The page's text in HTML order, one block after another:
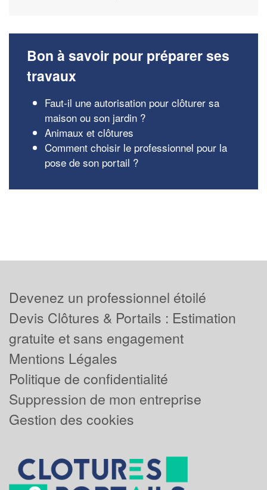
Bon à savoir pour préparer ses
travaux
Faut-il une autorisation pour clôturer sa
maison ou son jardin ?
Animaux et clôtures
Comment choisir le professionnel pour la
pose de son portail ?
Devenez un professionnel étoilé
Devis Clôtures & Portails : Estimation
gratuite et sans engagement
Mentions Légales
Politique de confidentialité
Suppression de mon entreprise
Gestion des cookies